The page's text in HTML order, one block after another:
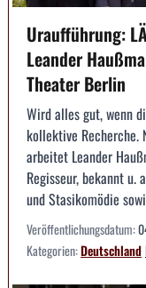
Uraufführung:
Leander
Theater Berlin
Wird alles gut, wenn
kollektive Recherche.
arbeitet Leander
Regisseur, bekannt u.
und Stasikomödie
Veröffentlichungsdatum:
Kategorien:Deutschland